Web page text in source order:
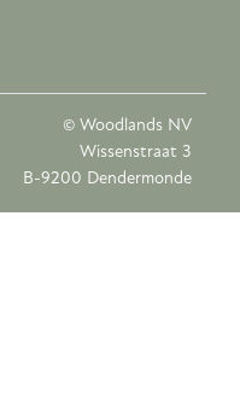
© Woodlands NV
Wissenstraat 3
B-9200 Dendermonde